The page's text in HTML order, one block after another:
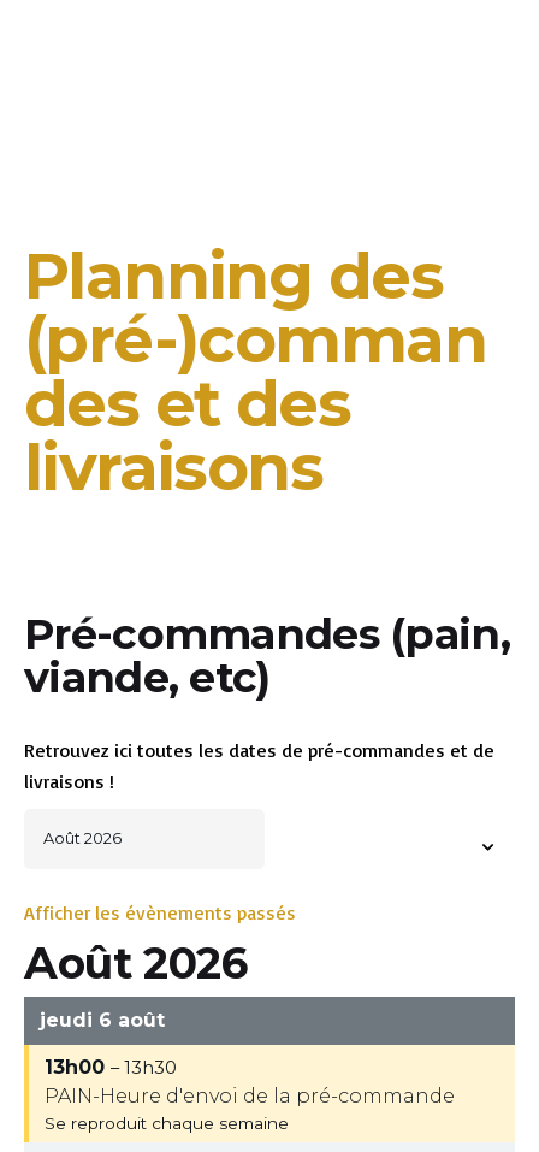
Planning des
(pré-)comman
des et des
livraisons
Pré-commandes (pain,
viande, etc)
Retrouvez ici toutes les dates de pré-commandes et de
livraisons !
Afficher les évènements passés
Août 2026
jeudi 6 août
13h00 – 13h30
PAIN-Heure d'envoi de la pré-commande
Se reproduit chaque semaine